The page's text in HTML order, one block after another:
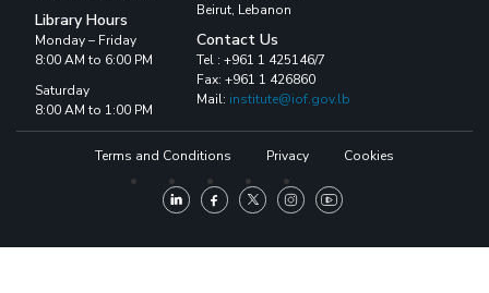
Library Hours
Monday – Friday
8:00 AM to 6:00 PM
Saturday
8:00 AM to 1:00 PM
Beirut, Lebanon
Contact Us
Tel : +961 1 425146/7
Fax: +961 1 426860
Mail: institute@iof.gov.lb
Terms and Conditions Privacy Cookies